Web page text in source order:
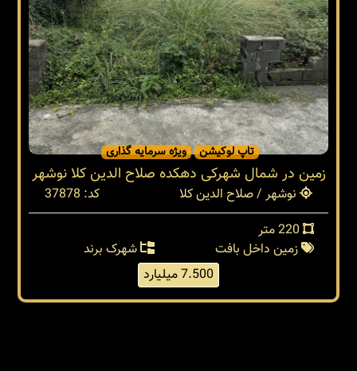
تاپ لوکیشن ویژه سرمایه گذاری
زمین در شمال شهرکی دهکده صلاح الدین کلا نوشهر
نوشهر / صلاح الدین کلا
کد: 37878
زمین داخل بافت
شهرک برند
7.500 میلیارد